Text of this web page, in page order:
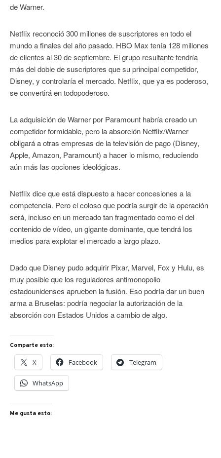
de Warner.
Netflix reconoció 300 millones de suscriptores en todo el
mundo a finales del año pasado. HBO Max tenía 128 millones
de clientes al 30 de septiembre. El grupo resultante tendría
más del doble de suscriptores que su principal competidor,
Disney, y controlaría el mercado. Netflix, que ya es poderoso,
se convertirá en todopoderoso.
La adquisición de Warner por Paramount habría creado un
competidor formidable, pero la absorción Netflix/Warner
obligará a otras empresas de la televisión de pago (Disney,
Apple, Amazon, Paramount) a hacer lo mismo, reduciendo
aún más las opciones ideológicas.
Netflix dice que está dispuesto a hacer concesiones a la
competencia. Pero el coloso que podría surgir de la operación
será, incluso en un mercado tan fragmentado como el del
contenido de vídeo, un gigante dominante, que tendrá los
medios para explotar el mercado a largo plazo.
Dado que Disney pudo adquirir Pixar, Marvel, Fox y Hulu, es
muy posible que los reguladores antimonopolio
estadounidenses aprueben la fusión. Eso podría dar un buen
arma a Bruselas: podría negociar la autorización de la
absorción con Estados Unidos a cambio de algo.
Comparte esto:
X Facebook Telegram
WhatsApp
Me gusta esto: